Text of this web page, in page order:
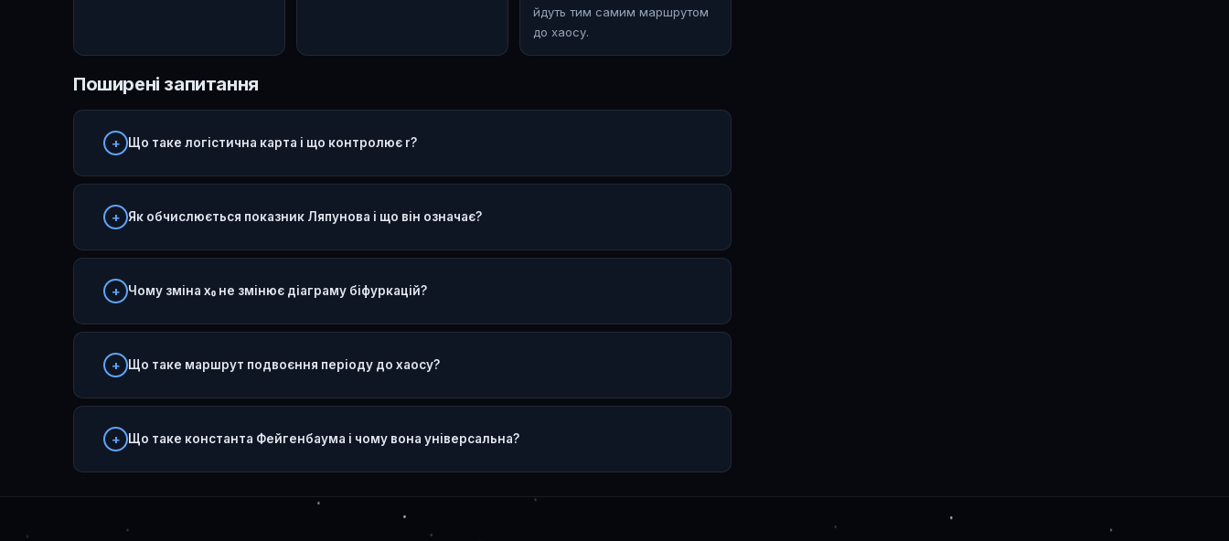
йдуть тим самим маршрутом
до хаосу.
Поширені запитання
Що таке логістична карта і що контролює r?
Як обчислюється показник Ляпунова і що він означає?
Чому зміна x₀ не змінює діаграму біфуркацій?
Що таке маршрут подвоєння періоду до хаосу?
Що таке константа Фейгенбаума і чому вона універсальна?